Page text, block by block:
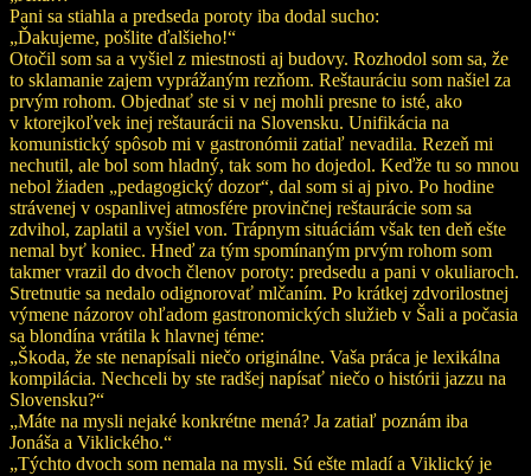
Pani sa stiahla a predseda poroty iba dodal sucho:
„Ďakujeme, pošlite ďalšieho!“
Otočil som sa a vyšiel z miestnosti aj budovy. Rozhodol som sa, že
to sklamanie zajem vyprážaným rezňom. Reštauráciu som našiel za
prvým rohom. Objednať ste si v nej mohli presne to isté, ako
v ktorejkoľvek inej reštaurácii na Slovensku. Unifikácia na
komunistický spôsob mi v gastronómii zatiaľ nevadila. Rezeň mi
nechutil, ale bol som hladný, tak som ho dojedol. Keďže tu so mnou
nebol žiaden „pedagogický dozor“, dal som si aj pivo. Po hodine
strávenej v ospanlivej atmosfére provinčnej reštaurácie som sa
zdvihol, zaplatil a vyšiel von. Trápnym situáciám však ten deň ešte
nemal byť koniec. Hneď za tým spomínaným prvým rohom som
takmer vrazil do dvoch členov poroty: predsedu a pani v okuliaroch.
Stretnutie sa nedalo odignorovať mlčaním. Po krátkej zdvorilostnej
výmene názorov ohľadom gastronomických služieb v Šali a počasia
sa blondína vrátila k hlavnej téme:
„Škoda, že ste nenapísali niečo originálne. Vaša práca je lexikálna
kompilácia. Nechceli by ste radšej napísať niečo o histórii jazzu na
Slovensku?“
„Máte na mysli nejaké konkrétne mená? Ja zatiaľ poznám iba
Jonáša a Viklického.“
„Týchto dvoch som nemala na mysli. Sú ešte mladí a Viklický je